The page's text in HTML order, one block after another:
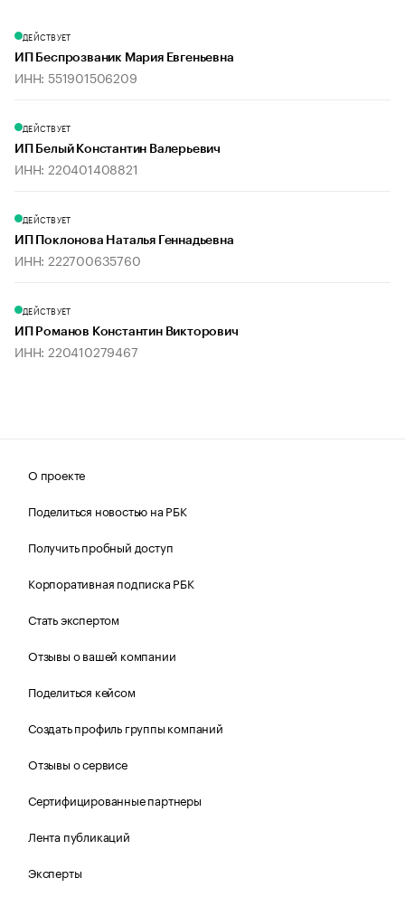
ДЕЙСТВУЕТ
ИП Беспрозваник Мария Евгеньевна
ИНН: 551901506209
ДЕЙСТВУЕТ
ИП Белый Константин Валерьевич
ИНН: 220401408821
ДЕЙСТВУЕТ
ИП Поклонова Наталья Геннадьевна
ИНН: 222700635760
ДЕЙСТВУЕТ
ИП Романов Константин Викторович
ИНН: 220410279467
О проекте
Поделиться новостью на РБК
Получить пробный доступ
Корпоративная подписка РБК
Стать экспертом
Отзывы о вашей компании
Поделиться кейсом
Создать профиль группы компаний
Отзывы о сервисе
Сертифицированные партнеры
Лента публикаций
Эксперты